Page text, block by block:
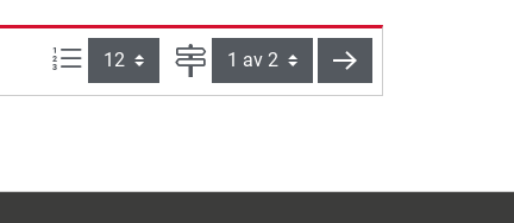
Produkter pr. side:
Side videre